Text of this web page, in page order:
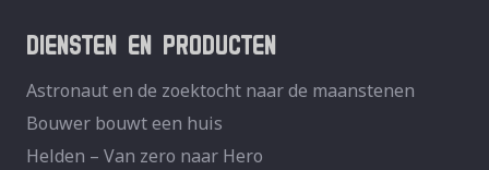
DIENSTEN EN PRODUCTEN
Astronaut en de zoektocht naar de maanstenen
Bouwer bouwt een huis
Helden – Van zero naar Hero